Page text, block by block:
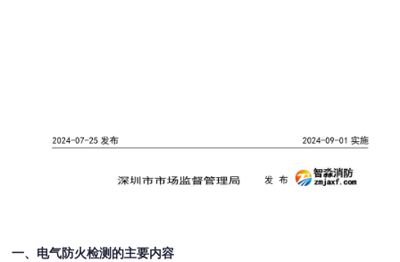
一、电气防火检测的主要内容